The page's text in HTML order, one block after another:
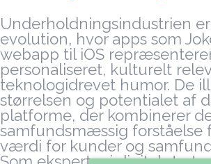
Underholdningsindustrien
evolution, hvor apps som
webapp til iOS
personaliseret, kulturelt
teknologidrevet humor. De
størrelsen og potentialet af
platforme, der kombinerer
samfundsmæssig forståelse
værdi for kunder og